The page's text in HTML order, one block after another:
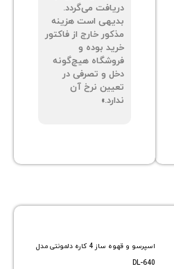
دریافت می‌گردد.
بدیهی است هزینه
مذکور خارج از فاکتور
فروشگاه هیچ‌گونه
دخل و تصرفی در
اسپرسو و قهوه ساز 4 کاره دلمونتی مدل